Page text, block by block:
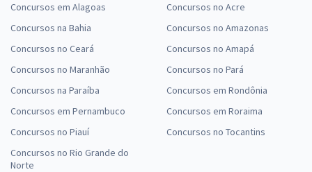
Concursos em Alagoas
Concursos na Bahia
Concursos no Ceará
Concursos no Maranhão
Concursos na Paraíba
Concursos em Pernambuco
Concursos no Piauí
Concursos no Rio Grande do
Norte
Concursos no Acre
Concursos no Amazonas
Concursos no Amapá
Concursos no Pará
Concursos em Rondônia
Concursos em Roraima
Concursos no Tocantins